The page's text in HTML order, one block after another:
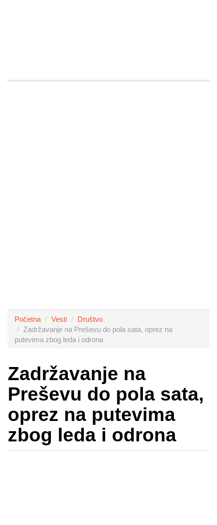
Početna Vesti
Društvo
Zadržavanje na Preševu do pola sata, oprez na
putevima zbog leda i odrona
Zadržavanje na
Preševu do pola sata,
oprez na putevima
zbog leda i odrona